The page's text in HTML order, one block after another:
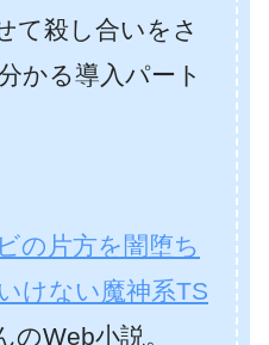
て殺し合いをさ
かる導入パート
の片方を闇堕ち
けない魔神系TS
のWeb小説。